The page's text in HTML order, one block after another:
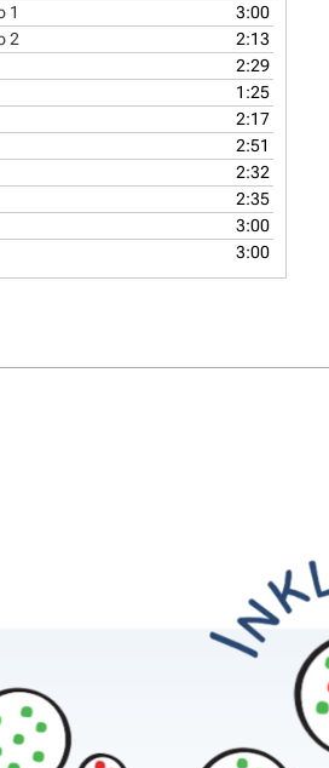
1
3:00
2
2:13
2:29
1:25
2:17
2:51
2:32
2:35
3:00
3:00